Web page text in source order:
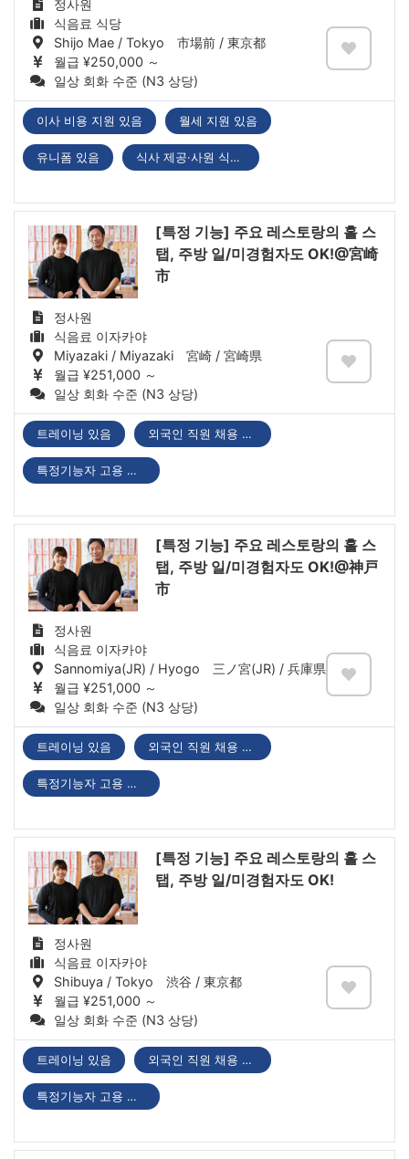
정사원
식음료 식당
Shijo Mae / Tokyo 市場前 / 東京都
월급 ¥250,000 ～
일상 회화 수준 (N3 상당)
이사 비용 지원 있음 월세 지원 있음
유니폼 있음 식사 제공·사원 식당 있음
[특정 기능] 주요 레스토랑의 홀 스
탭, 주방 일/미경험자도 OK!@宮崎
市
정사원
식음료 이자카야
Miyazaki / Miyazaki 宮崎 / 宮崎県
월급 ¥251,000 ～
일상 회화 수준 (N3 상당)
트레이닝 있음 외국인 직원 채용 실적 있음
특정기능자 고용 기업
[특정 기능] 주요 레스토랑의 홀 스
탭, 주방 일/미경험자도 OK!@神戸
市
정사원
식음료 이자카야
Sannomiya(JR) / Hyogo 三ノ宮(JR) / 兵庫県
월급 ¥251,000 ～
일상 회화 수준 (N3 상당)
트레이닝 있음 외국인 직원 채용 실적 있음
특정기능자 고용 기업
[특정 기능] 주요 레스토랑의 홀 스
탭, 주방 일/미경험자도 OK!
정사원
식음료 이자카야
Shibuya / Tokyo 渋谷 / 東京都
월급 ¥251,000 ～
일상 회화 수준 (N3 상당)
트레이닝 있음 외국인 직원 채용 실적 있음
특정기능자 고용 기업